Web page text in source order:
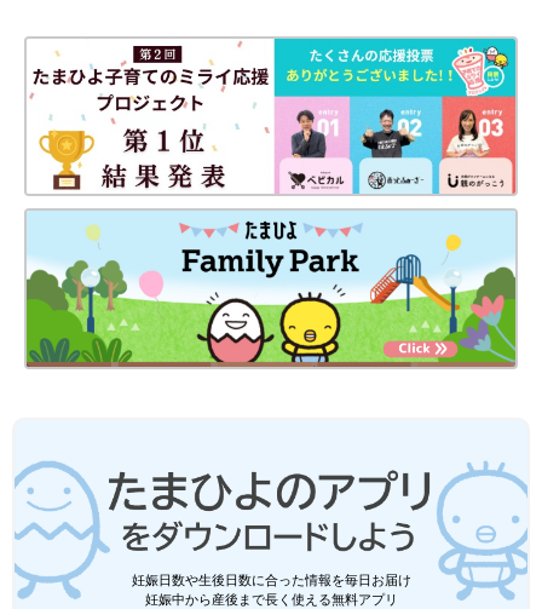
妊娠日数や生後日数に合った情報を毎日お届け
妊娠中から産後まで長く使える無料アプリ